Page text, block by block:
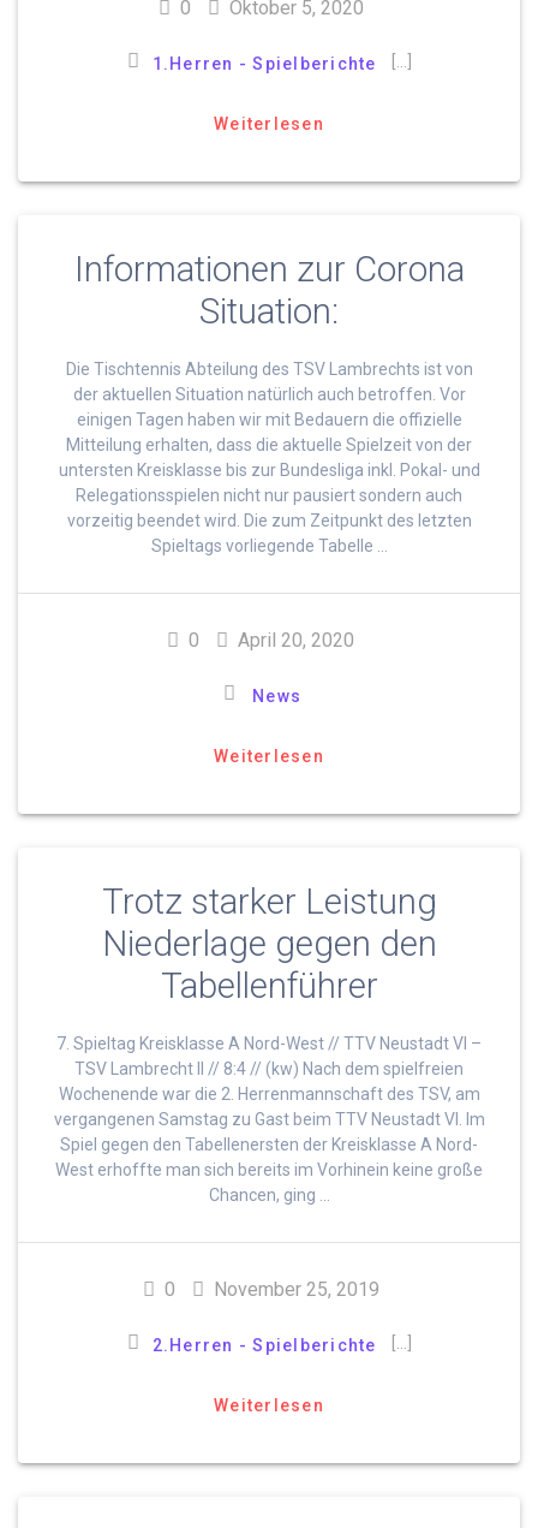
0 Oktober 5, 2020
1.Herren - Spielberichte […]
Weiterlesen
Informationen zur Corona
Situation:
Die Tischtennis Abteilung des TSV Lambrechts ist von
der aktuellen Situation natürlich auch betroffen. Vor
einigen Tagen haben wir mit Bedauern die offizielle
Mitteilung erhalten, dass die aktuelle Spielzeit von der
untersten Kreisklasse bis zur Bundesliga inkl. Pokal- und
Relegationsspielen nicht nur pausiert sondern auch
vorzeitig beendet wird. Die zum Zeitpunkt des letzten
Spieltags vorliegende Tabelle …
0 April 20, 2020
News
Weiterlesen
Trotz starker Leistung
Niederlage gegen den
Tabellenführer
7. Spieltag Kreisklasse A Nord-West // TTV Neustadt VI –
TSV Lambrecht II // 8:4 // (kw) Nach dem spielfreien
Wochenende war die 2. Herrenmannschaft des TSV, am
vergangenen Samstag zu Gast beim TTV Neustadt VI. Im
Spiel gegen den Tabellenersten der Kreisklasse A Nord-
West erhoffte man sich bereits im Vorhinein keine große
Chancen, ging …
0 November 25, 2019
2.Herren - Spielberichte […]
Weiterlesen